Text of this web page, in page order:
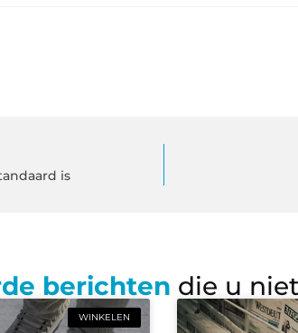
is
berichten die u
WINKELEN